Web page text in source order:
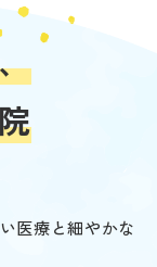
医療と細やかな